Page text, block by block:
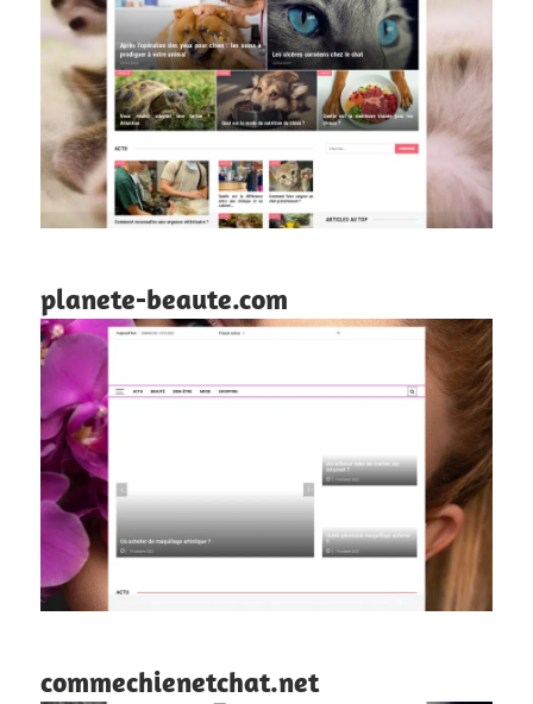
planete-beaute.com
commechienetchat.net